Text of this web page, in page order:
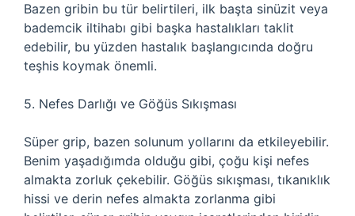
Bazen gribin bu tür belirtileri, ilk başta sinüzit veya
bademcik iltihabı gibi başka hastalıkları taklit
edebilir, bu yüzden hastalık başlangıcında doğru
teşhis koymak önemli.
5. Nefes Darlığı ve Göğüs Sıkışması
Süper grip, bazen solunum yollarını da etkileyebilir.
Benim yaşadığımda olduğu gibi, çoğu kişi nefes
almakta zorluk çekebilir. Göğüs sıkışması, tıkanıklık
hissi ve derin nefes almakta zorlanma gibi